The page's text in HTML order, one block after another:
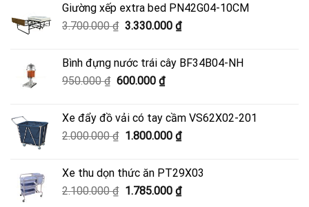
4.500.000 ₫.là:
4.050.000 ₫.
Giường xếp extra bed PN42G04-10CM
3.700.000₫ Giá
3.700.000 ₫.
3.330.000 ₫Giá
là:
Bình đựng nước trái cây BF34B04-NH
950.000₫ Giá
950.000 ₫.
600.000 ₫Giá
là:
600.000 ₫.
Xe đẩy đồ vải có tay cầm VS62X02-201
2.000.000₫ Giá
2.000.000 ₫.
1.800.000 ₫Giá
là:
1.800.000 ₫.
Xe thu dọn thức ăn PT29X03
2.100.000₫ Giá
1.785.000 ₫Giá